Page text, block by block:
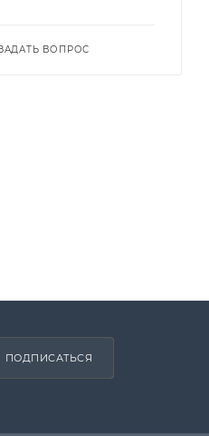
ВОПРОС
ПОДПИСАТЬСЯ